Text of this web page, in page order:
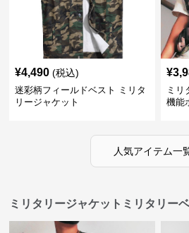
¥4,490 (税込)
迷彩柄フィールドベスト ミリタ
リージャケット
¥
ミリ
機能
人気アイテム一
ミリタリージャケットミリタリー